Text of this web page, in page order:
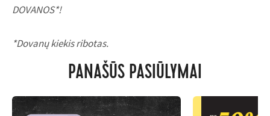
DOVANOS*!
*Dovanų kiekis ribotas.
PANAŠŪS PASIŪLYMAI